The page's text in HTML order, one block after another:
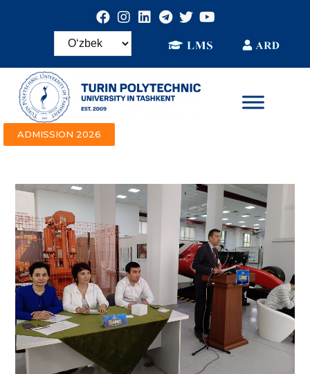
ADMISSION 2026